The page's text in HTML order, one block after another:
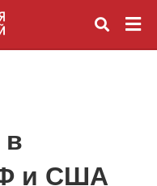
в
и США